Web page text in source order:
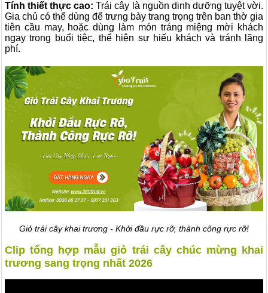
Tính thiết thực cao: Trái cây là nguồn dinh dưỡng tuyệt vời.
Gia chủ có thể dùng để trưng bày trang trọng trên ban thờ gia
tiên cầu may, hoặc dùng làm món tráng miệng mời khách
ngay trong buổi tiệc, thể hiện sự hiếu khách và tránh lãng
phí.
Giỏ trái cây khai trương - Khởi đầu rực rỡ, thành công rực rỡ!
Clip tổng hợp mẫu giỏ trái cây chúc mừng khai
trương sang trọng nhất 2026